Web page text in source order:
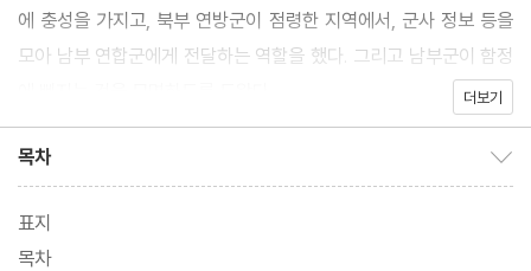
에 충성을 가지고, 북부 연방군이 점령한 지역에서, 군사 정보 등을
모아 남부 연합군에게 전달하는 역할을 했다. 그리고 남부군이 함정
더보기
목차
표지
목차